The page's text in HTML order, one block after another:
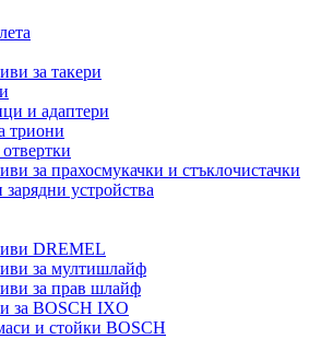
за такери
и адаптери
триони
за прахосмукачки и стъклочистачки
устройства
DREMEL
за мултишлайф
за прав шлайф
за BOSCH IXO
и стойки BOSCH